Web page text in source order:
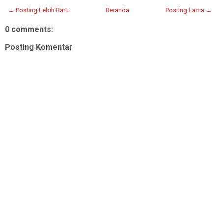
← Posting Lebih Baru Posting Lama →
Beranda
0 comments:
Posting Komentar